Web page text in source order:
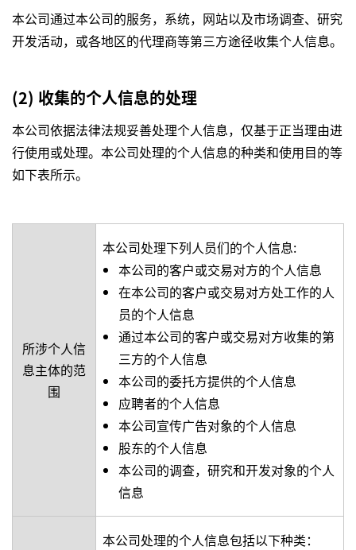
本公司通过本公司的服务，系统，网站以及市场调查、研究
开发活动，或各地区的代理商等第三方途径收集个人信息。
(2) 收集的个人信息的处理
本公司依据法律法规妥善处理个人信息，仅基于正当理由进
行使用或处理。本公司处理的个人信息的种类和使用目的等
如下表所示。
所涉个人信
息主体的范
围
本公司处理下列人员们的个人信息:
本公司的客户或交易对方的个人信息
在本公司的客户或交易对方处工作的人
员的个人信息
通过本公司的客户或交易对方收集的第
三方的个人信息
本公司的委托方提供的个人信息
应聘者的个人信息
本公司宣传广告对象的个人信息
股东的个人信息
本公司的调查，研究和开发对象的个人
信息
本公司处理的个人信息包括以下种类：